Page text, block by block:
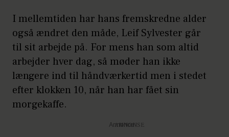
I mellemtiden har hans fremskredne alder
også ændret den måde, Leif Sylvester går
til sit arbejde på. For mens han som altid
arbejder hver dag, så møder han ikke
længere ind til håndværkertid men i stedet
efter klokken 10, når han har fået sin
morgekaffe.
Annonce